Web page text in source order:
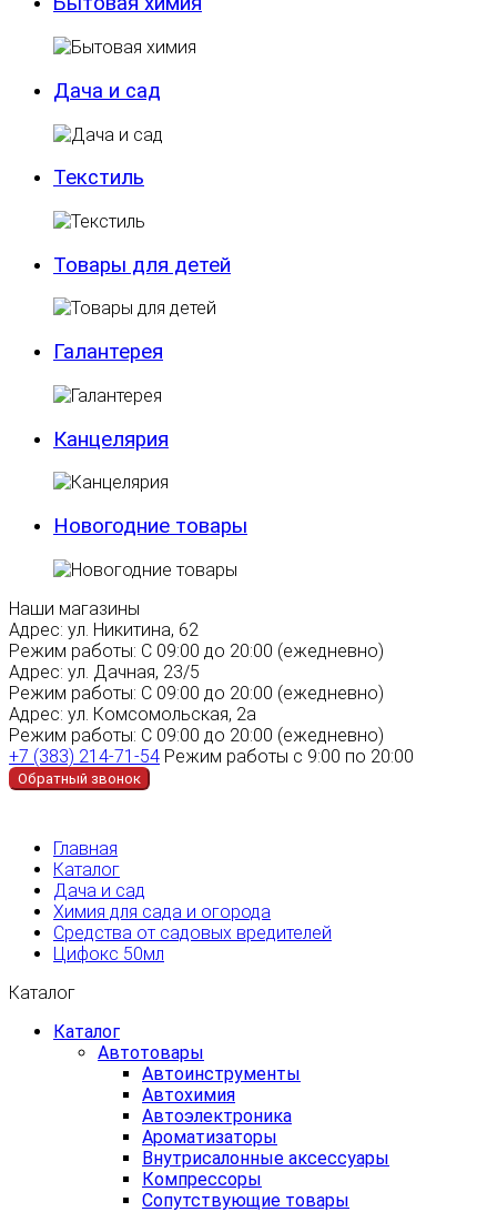
Дача и сад
Текстиль
Товары для детей
Галантерея
Канцелярия
Новогодние товары
Наши магазины
Адрес: ул. Никитина, 62
Режим работы: С 09:00 до 20:00 (ежедневно)
Адрес: ул. Дачная, 23/5
Режим работы: С 09:00 до 20:00 (ежедневно)
Адрес: ул. Комсомольская, 2а
Режим работы: С 09:00 до 20:00 (ежедневно)
+7 (383) 214-71-54 Режим работы с 9:00 по 20:00
Обратный звонок
Главная
Каталог
Дача и сад
Химия для сада и огорода
Средства от садовых вредителей
Цифокс 50мл
Каталог
Каталог
Автотовары
Автоинструменты
Автохимия
Автоэлектроника
Ароматизаторы
Внутрисалонные аксессуары
Компрессоры
Сопутствующие товары